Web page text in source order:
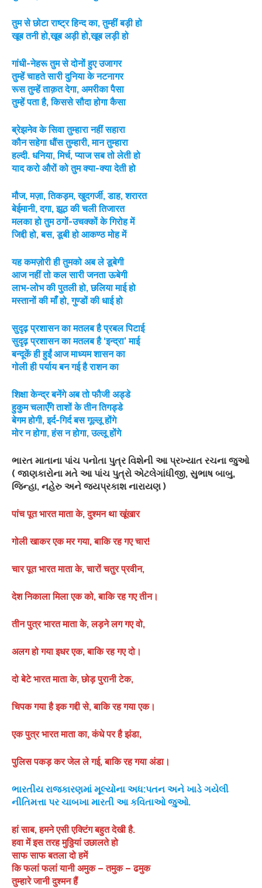
तुम से छोटा राष्ट्र हिन्द का, तुम्हीं बड़ी हो
खूब तनी हो,खूब अड़ी हो,खूब लड़ी हो
गांधी-नेहरू तुम से दोनों हुए उजागर
तुम्हें चाहते सारी दुनिया के नटनागर
रूस तुम्हें ताक़त देगा, अमरीका पैसा
तुम्हें पता है, किससे सौदा होगा कैसा
ब्रेझनेव के सिवा तुम्हारा नहीं सहारा
कौन सहेगा धौंस तुम्हारी, मान तुम्हारा
हल्दी. धनिया, मिर्च, प्याज सब तो लेती हो
याद करो औरों को तुम क्या-क्या देती हो
मौज, मज़ा, तिकड़म, खुदगर्जी, डाह, शरारत
बेईमानी, दगा, झूठ की चली तिजारत
मलका हो तुम ठगों-उचक्कों के गिरोह में
जिद्दी हो, बस, डूबी हो आकण्ठ मोह में
यह कमज़ोरी ही तुमको अब ले डूबेगी
आज नहीं तो कल सारी जनता ऊबेगी
लाभ-लोभ की पुतली हो, छलिया माई हो
मस्तानों की माँ हो, गुण्डों की धाई हो
सुदृढ़ प्रशासन का मतलब है प्रबल पिटाई
सुदृढ़ प्रशासन का मतलब है ‘इन्द्रा’ माई
बन्दूकें ही हुईं आज माध्यम शासन का
गोली ही पर्याय बन गई है राशन का
शिक्षा केन्द्र बनेंगे अब तो फौजी अड्डे
हुकुम चलाएँगे ताशों के तीन तिगड्डे
बेगम होगी, इर्द-गिर्द बस गूल्लू होंगे
मोर न होगा, हंस न होगा, उल्लू होंगे
ભારત માતાના પાંચ પનોતા પુત્ર વિશેની આ પ્રખ્યાત રચના જુઓ
( જાણકારોના મતે આ પાંચ પુત્રો એટલેગાંધીજી, સુભાષ બાબુ,
જિન્હા, નહેરુ અને જયપ્રકાશ નારાયણ )
पांच पूत भारत माता के, दुश्मन था खूंखार
गोली खाकर एक मर गया, बाकि रह गए चार!
चार पूत भारत माता के, चारों चतुर प्रवीन,
देश निकाला मिला एक को, बाकि रह गए तीन।
तीन पुत्र भारत माता के, लड़ने लग गए वो,
अलग हो गया इधर एक, बाकि रह गए दो।
दो बेटे भारत माता के, छोड़ पुरानी टेक,
चिपक गया है इक गद्दी से, बाकि रह गया एक।
एक पुत्र भारत माता का, कंधे पर है झंडा,
पुलिस पकड़ कर जेल ले गई, बाकि रह गया अंडा।
ભારતીય રાજકારણમાં મૂલ્યોના અધ:પતન અને ખાડે ગયેલી
નીતિમત્તા પર ચાબખા મારતી આ કવિતાઓ જુઓ.
हां साब, हमने एसी एक्टिंग बहुत देखी है.
हवा में इस तरह मुठ्ठियां उछालते हो
साफ साफ बतला दो हमें
कि फलां फलां यानी अमुक – तमुक – ढमुक
तुम्हारे जानी दुश्मन हैं